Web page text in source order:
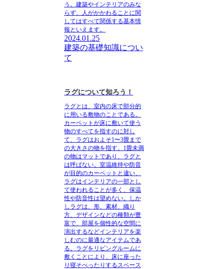
う。建築やインテリアのみな
らず、人がかかわることに関
してはすべて関係する基本情
報といえます。
2024.01.25
建築の基礎知識につい
て
ラグについて知ろう！
ラグとは、室内の床で部分的
に用いる敷物のことである。
カーペットが床に敷いて使う
物のすべてを指すのに対し
て、ラグはおよそ1〜3畳まで
の大きさの物を指す。1畳未満
の物はマットであり、ラグと
は呼ばない。室温維持や防音
が目的のカーペットと違い、
ラグはインテリアの一部とし
て使われることが多く、保温
性や防音性は望めない。しか
しラグは、形、素材、織り
方、デザインなどの種類が豊
富で、部屋を個性的な空間に
演出するなどインテリアを楽
しむのに最適なアイテムであ
る。ラグをリビングルームに
敷くことにより、床に座った
り寝そべったりするスペース